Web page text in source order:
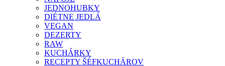
JEDNOHUBKY
DIÉTNE JEDLÁ
VEGAN
DEZERTY
RAW
KUCHÁRKY
RECEPTY ŠÉFKUCHÁROV